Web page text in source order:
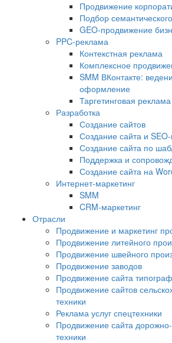
Продвижение
Подбор
GEO-продвижение
PPC-реклама
Контекстная реклама
Комплексное
SMM ВКонтакте:
оформление
Таргетинговая реклама
Разработка
Создание сайтов
Создание сайта и
Создание сайта по
Поддержка и
Создание сайта на
Интернет-маркетинг
SMM
CRM-маркетинг
Отрасли
Продвижение и маркетинг
Продвижение литейного
Продвижение швейного
Продвижение заводов
Продвижение сайта
Продвижение сайтов
техники
Реклама услуг спецтехники
Продвижение сайта
техники